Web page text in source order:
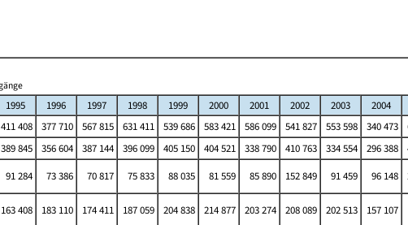
1995 1996 1997 1998 1999 2000 2001 2002 2003
2004
411 408 377 710 567 815 631 411 539 686 583 421 586 099 541 827 553 598 340 473
389 845 356 604 387 144 396 099 405 150 404 521 338 790 410 763 334 554 296 388
91 284 73 386 70 817 75 833 88 035 81 559 85 890 152 849 91 459 96 148
163 408 183 110 174 411 187 059 204 838 214 877 203 274 208 089 202 513 157 107